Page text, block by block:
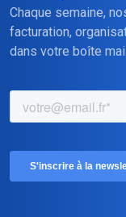
Chaque semaine,
facturation,
dans votre boîte